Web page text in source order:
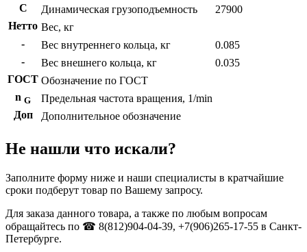
C
Динамическая грузоподъемность
27900
Нетто Вес, кг
-
Вес внутреннего кольца, кг
0.085
-
Вес внешнего кольца, кг
0.035
ГОСТ Обозначение по ГОСТ
n G
Предельная частота вращения, 1/min
Доп
Дополнительное обозначение
Не нашли что искали?
Заполните форму ниже и наши специалисты в кратчайшие
сроки подберут товар по Вашему запросу.
Для заказа данного товара, а также по любым вопросам
обращайтесь по ☎ 8(812)904-04-39, +7(906)265-17-55 в Санкт-
Петербурге.